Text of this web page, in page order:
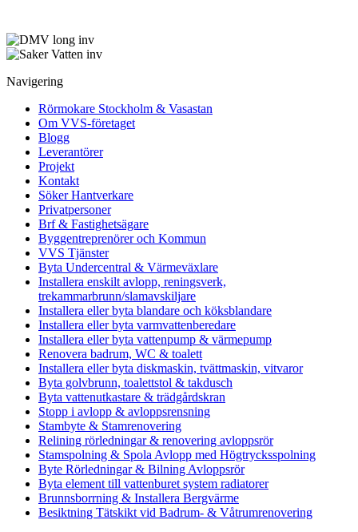
Navigering
Rörmokare Stockholm & Vasastan
Om VVS-företaget
Blogg
Leverantörer
Projekt
Kontakt
Söker Hantverkare
Privatpersoner
Brf & Fastighetsägare
Byggentreprenörer och Kommun
VVS Tjänster
Byta Undercentral & Värmeväxlare
Installera enskilt avlopp, reningsverk,
trekammarbrunn/slamavskiljare
Installera eller byta blandare och köksblandare
Installera eller byta varmvattenberedare
Installera eller byta vattenpump & värmepump
Renovera badrum, WC & toalett
Installera eller byta diskmaskin, tvättmaskin, vitvaror
Byta golvbrunn, toalettstol & takdusch
Byta vattenutkastare & trädgårdskran
Stopp i avlopp & avloppsrensning
Stambyte & Stamrenovering
Relining rörledningar & renovering avloppsrör
Stamspolning & Spola Avlopp med Högtrycksspolning
Byte Rörledningar & Bilning Avloppsrör
Byta element till vattenburet system radiatorer
Brunnsborrning & Installera Bergvärme
Besiktning Tätskikt vid Badrum- & Våtrumrenovering